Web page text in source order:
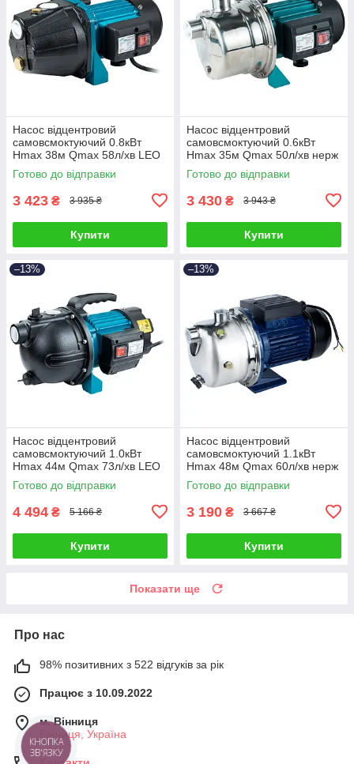
Насос відцентровий
самовсмоктуючий 0.8кВт
Hmax 38м Qmax 58л/хв LEO
EKJ-802I (775346)
Готово до відправки
3 423 ₴ 3 935 ₴
Купити
Насос відцентровий
самовсмоктуючий 0.6кВт
Hmax 35м Qmax 50л/хв нерж
LEO EKJ-602S (775311)
Готово до відправки
3 430 ₴ 3 943 ₴
Купити
–13%
Насос відцентровий
самовсмоктуючий 1.0кВт
Hmax 44м Qmax 73л/хв LEO
EKJ-1002I (775347)
Готово до відправки
4 494 ₴ 5 166 ₴
Купити
–13%
Насос відцентровий
самовсмоктуючий 1.1кВт
Hmax 48м Qmax 60л/хв нерж
WETRON JETS100 (775054)
Готово до відправки
3 190 ₴ 3 667 ₴
Купити
Показати ще
Про нас
98% позитивних з 522 відгуків за рік
Працює з 10.09.2022
м. Вінниця
Вінниця, Україна
КНОПКА
ЗВ'ЯЗКУ